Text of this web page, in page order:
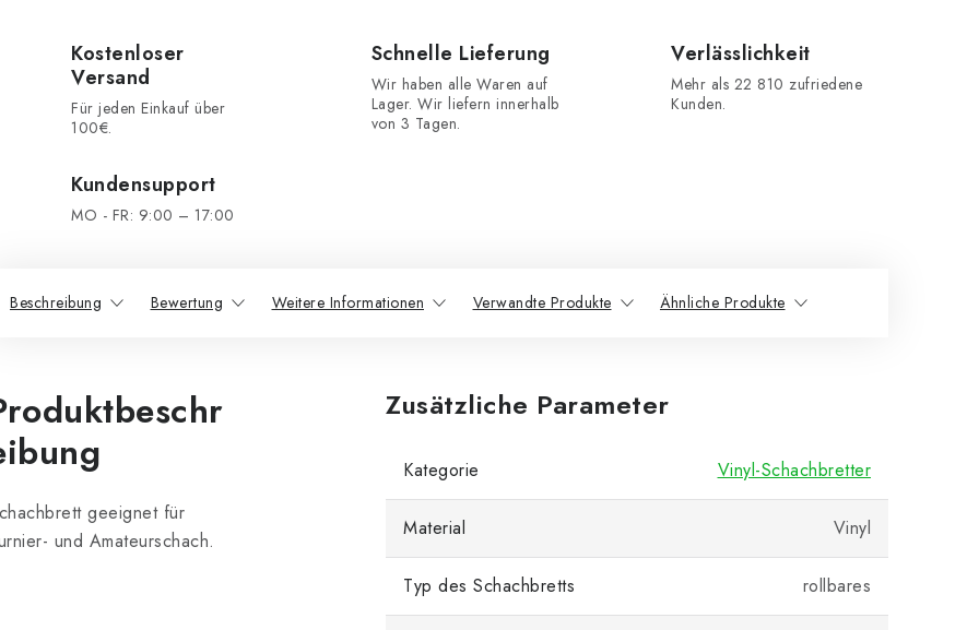
Kostenloser
Versand
Für jeden Einkauf über
100€.
Schnelle Lieferung
Wir haben alle Waren auf
Lager. Wir liefern innerhalb
von 3 Tagen.
Verlässlichkeit
Mehr als 22 810 zufriedene
Kunden.
Kundensupport
MO - FR: 9:00 – 17:00
Beschreibung Bewertung Weitere Informationen Verwandte Produkte Ähnliche Produkte
geeignet für
und Amateurschach.
Zusätzliche Parameter
Kategorie Vinyl-Schachbretter
Material Vinyl
Typ des Schachbretts rollbares